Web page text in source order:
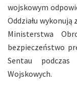
wojskowym
Oddziału
Ministerstwa
bezpieczeństwo
Sentau
Wojskowych.